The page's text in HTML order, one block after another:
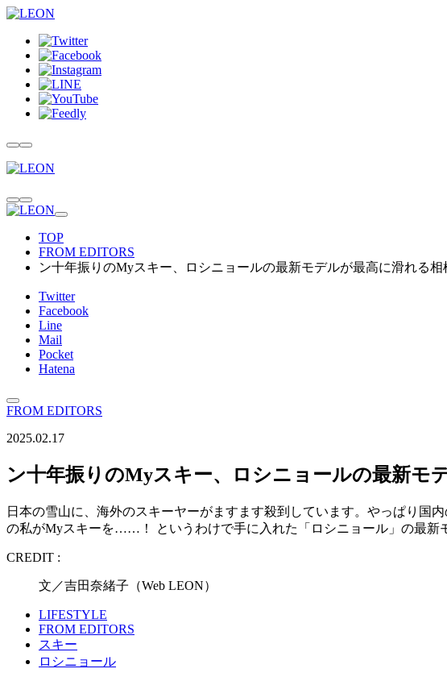
TOP
FROM EDITORS
ン十年振りのMyスキー、ロシニョールの最新モデルが最高に滑れる
Twitter
Facebook
Line
Mail
Pocket
Hatena
FROM EDITORS
2025.02.17
ン十年振りのMyスキー、ロシニョールの最新モ
日本の雪山に、海外のスキーヤーがますます殺到しています。やっぱり国
の私がMyスキーを……！ というわけで手に入れた「ロシニョール」の最新
CREDIT :
文／吉田奈緒子（Web LEON）
LIFESTYLE
FROM EDITORS
スキー
ロシニョール